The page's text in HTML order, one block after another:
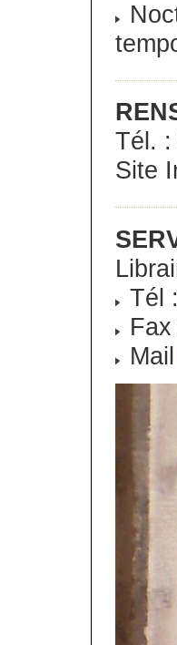
Tél. :
Site
Tél
Mail